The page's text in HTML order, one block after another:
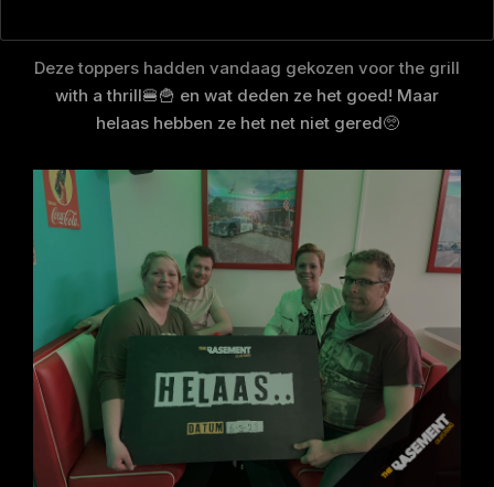
Deze toppers hadden vandaag gekozen voor the grill
with a thrill🍔🍟 en wat deden ze het goed! Maar
helaas hebben ze het net niet gered🥺